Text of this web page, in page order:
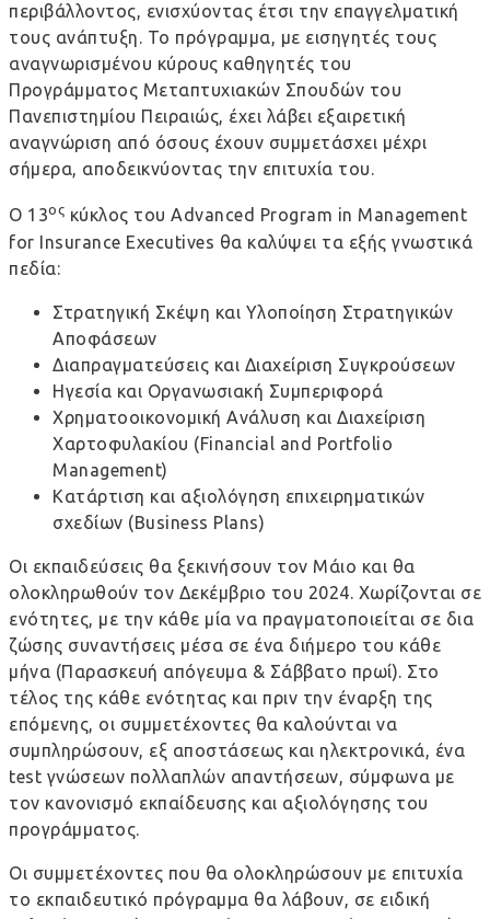
περιβάλλοντος, ενισχύοντας έτσι την επαγγελματική
τους ανάπτυξη. Το πρόγραμμα, με εισηγητές τους
αναγνωρισμένου κύρους καθηγητές του
Προγράμματος Μεταπτυχιακών Σπουδών του
Πανεπιστημίου Πειραιώς, έχει λάβει εξαιρετική
αναγνώριση από όσους έχουν συμμετάσχει μέχρι
σήμερα, αποδεικνύοντας την επιτυχία του.
Ο 13ος κύκλος του Advanced Program in Management
for Insurance Executives θα καλύψει τα εξής γνωστικά
πεδία:
Στρατηγική Σκέψη και Υλοποίηση Στρατηγικών
Αποφάσεων
Διαπραγματεύσεις και Διαχείριση Συγκρούσεων
Ηγεσία και Οργανωσιακή Συμπεριφορά
Χρηματοοικονομική Ανάλυση και Διαχείριση
Χαρτοφυλακίου (Financial and Portfolio
Management)
Κατάρτιση και αξιολόγηση επιχειρηματικών
σχεδίων (Business Plans)
Οι εκπαιδεύσεις θα ξεκινήσουν τον Μάιο και θα
ολοκληρωθούν τον Δεκέμβριο του 2024. Χωρίζονται σε
ενότητες, με την κάθε μία να πραγματοποιείται σε δια
ζώσης συναντήσεις μέσα σε ένα διήμερο του κάθε
μήνα (Παρασκευή απόγευμα & Σάββατο πρωί). Στο
τέλος της κάθε ενότητας και πριν την έναρξη της
επόμενης, οι συμμετέχοντες θα καλούνται να
συμπληρώσουν, εξ αποστάσεως και ηλεκτρονικά, ένα
test γνώσεων πολλαπλών απαντήσεων, σύμφωνα με
τον κανονισμό εκπαίδευσης και αξιολόγησης του
προγράμματος.
Οι συμμετέχοντες που θα ολοκληρώσουν με επιτυχία
το εκπαιδευτικό πρόγραμμα θα λάβουν, σε ειδική